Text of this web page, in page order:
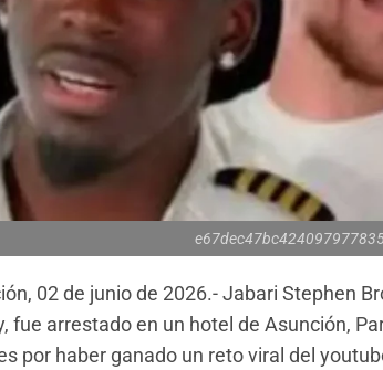
02 de junio de 2026.- Jabari Stephen
fue arrestado en un hotel de Asunción,
por haber ganado un reto viral del